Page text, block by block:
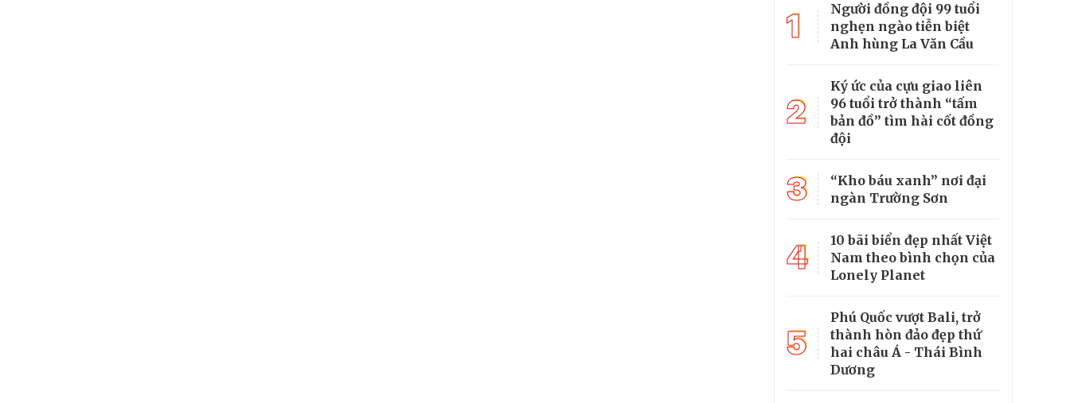
1
Người đồng đội 99 tuổi
nghẹn ngào tiễn biệt
Anh hùng La Văn Cầu
2
Ký ức của cựu giao liên
96 tuổi trở thành “tấm
bản đồ” tìm hài cốt đồng
đội
3
“Kho báu xanh” nơi đại
ngàn Trường Sơn
4
10 bãi biển đẹp nhất Việt
Nam theo bình chọn của
Lonely Planet
5
Phú Quốc vượt Bali, trở
thành hòn đảo đẹp thứ
hai châu Á - Thái Bình
Dương